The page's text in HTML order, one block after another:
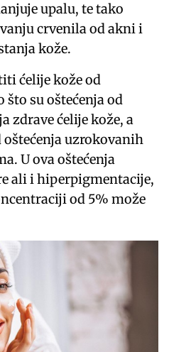
upalu, te tako
crvenila od akni i
kože.
ćelije kože od
su oštećenja od
zdrave ćelije kože, a
uzrokovanih
U ova oštećenja
ali i hiperpigmentacije,
od 5% može